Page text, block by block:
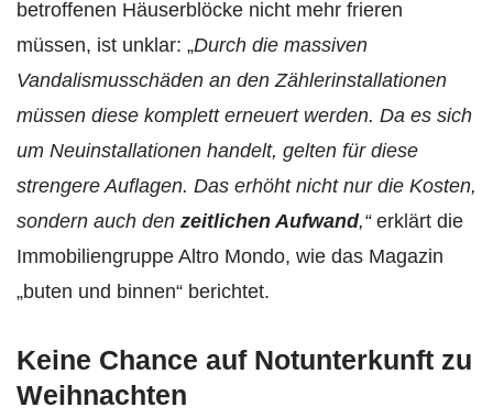
betroffenen Häuserblöcke nicht mehr frieren
müssen, ist unklar: „Durch die massiven
Vandalismusschäden an den Zählerinstallationen
müssen diese komplett erneuert werden. Da es sich
um Neuinstallationen handelt, gelten für diese
strengere Auflagen. Das erhöht nicht nur die Kosten,
sondern auch den zeitlichen Aufwand,“erklärt die
Immobiliengruppe Altro Mondo, wie das Magazin
„buten und binnen“ berichtet.
Keine Chance auf Notunterkunft zu
Weihnachten